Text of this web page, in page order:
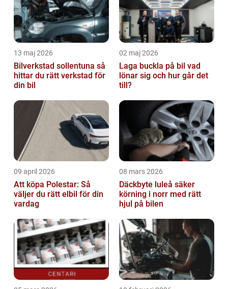
13 maj 2026
Bilverkstad sollentuna så
hittar du rätt verkstad för
din bil
02 maj 2026
Laga buckla på bil vad
lönar sig och hur går det
till?
09 april 2026
Att köpa Polestar: Så
väljer du rätt elbil för din
vardag
08 mars 2026
Däckbyte luleå säker
körning i norr med rätt
hjul på bilen